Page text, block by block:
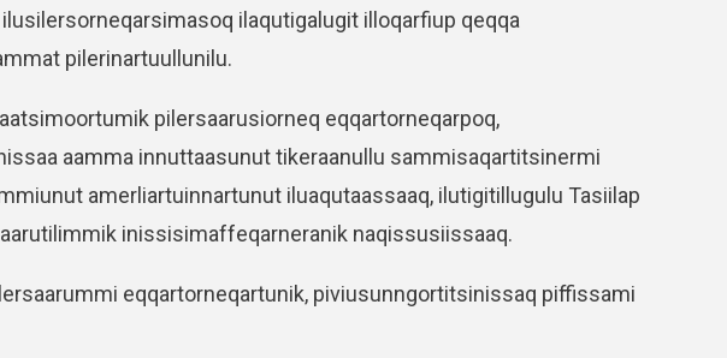
ilaqutigalugit illoqarfiup qeqqa
pilerinartuullunilu.
pilersaarusiorneq eqqartorneqarpoq,
aamma innuttaasunut tikeraanullu sammisaqartitsinermi
amerliartuinnartunut iluaqutaassaaq, ilutigitillugulu Tasiilap
inissisimaffeqarneranik naqissusiissaaq.
eqqartorneqartunik, piviusunngortitsinissaq piffissami